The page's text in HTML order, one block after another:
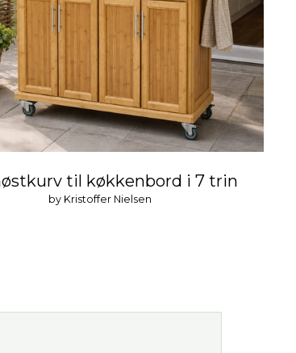
til køkkenbord i 7 trin
by Kristoffer Nielsen